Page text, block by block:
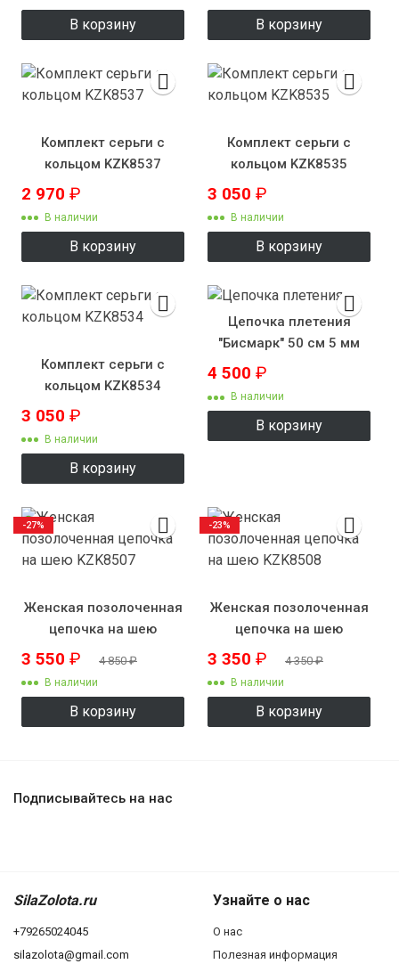
В корзину В корзину
Комплект серьги с
кольцом KZK8537
2 970 ₽
В наличии
В корзину
Комплект серьги с
кольцом KZK8535
3 050 ₽
В наличии
В корзину
Комплект серьги с
кольцом KZK8534
3 050 ₽
В наличии
В корзину
Цепочка плетения
"Бисмарк" 50 см 5 мм
4 500 ₽
В наличии
В корзину
Женская позолоченная
цепочка на шею
KZK8507
3 550 ₽ 4 850₽
В наличии
В корзину
-27%
Женская позолоченная
цепочка на шею
KZK8508
3 350 ₽ 4 350₽
В наличии
В корзину
-23%
Подписывайтесь на нас
SilaZolota.ru
+79265024045
silazolota@gmail.com
Узнайте о нас
О нас
Полезная информация